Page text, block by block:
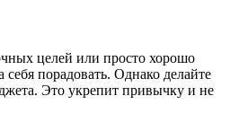
целей или просто хорошо
себя порадовать. Однако делайте
Это укрепит привычку и не